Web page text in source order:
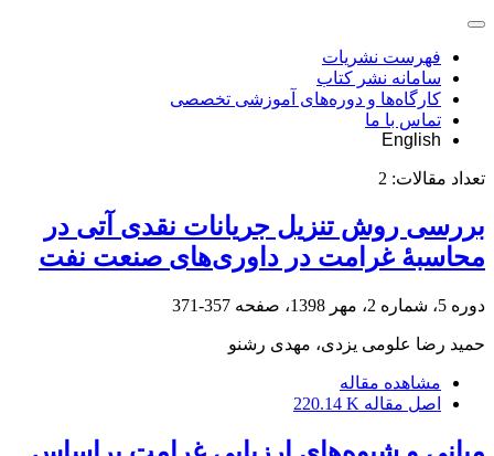
فهرست نشریات
سامانه نشر کتاب
کارگاه‌ها و دوره‌های آموزشی تخصصی
تماس با ما
English
تعداد مقالات: 2
بررسی روش تنزیل جریانات نقدی آتی در
محاسبۀ غرامت در داوری‌های صنعت نفت
دوره 5، شماره 2، مهر 1398، صفحه 357-371
حمید رضا علومی یزدی، مهدی رشنو
مشاهده مقاله
اصل مقاله 220.14 K